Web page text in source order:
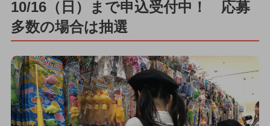
10/16（日）まで申込受付中！ 応募
多数の場合は抽選